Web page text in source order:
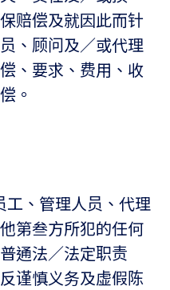
赔偿及就因此而针
、顾问及／或代理
、要求、费用、收
。
工、管理人员、代理
第叁方所犯的任何
通法／法定职责
谨慎义务及虚假陈